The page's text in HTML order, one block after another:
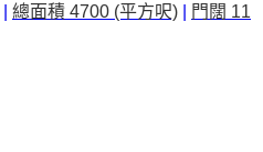
總面積 4700 (平方呎)
門闊 11